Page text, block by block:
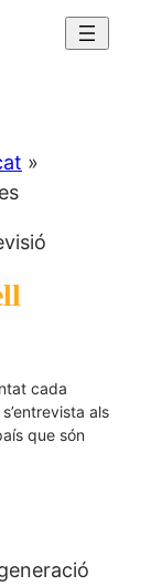
»
cada
als
que són